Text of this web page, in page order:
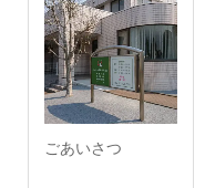
ごあいさつ